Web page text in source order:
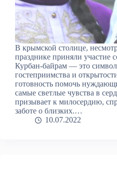
В крымской столице,
празднике приняли участие
Курбан-байрам — это символ
гостеприимства и
готовность помочь
самые светлые чувства в
призывает к милосердию,
заботе о близких.…
10.07.2022